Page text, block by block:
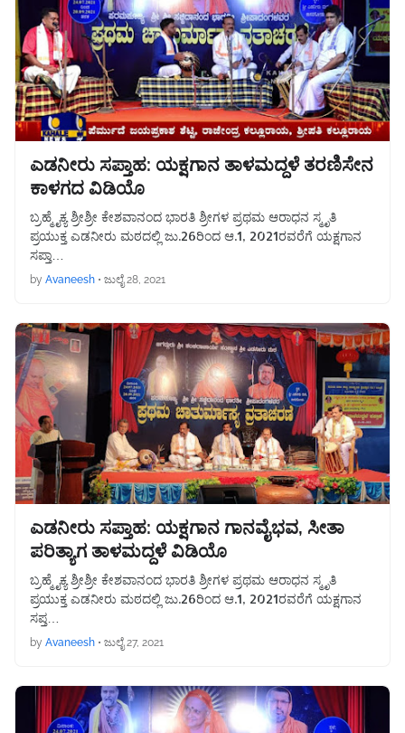
ಎಡನೀರು ಸಪ್ತಾಹ: ಯಕ್ಷಗಾನ ತಾಳಮದ್ದಳೆ ತರಣಿಸೇನ
ಕಾಳಗದ ವಿಡಿಯೊ
ಬ್ರಹ್ಮೈಕ್ಯ ಶ್ರೀಶ್ರೀ ಕೇಶವಾನಂದ ಭಾರತಿ ಶ್ರೀಗಳ ಪ್ರಥಮ ಆರಾಧನ ಸ್ಮೃತಿ
ಪ್ರಯುಕ್ತ ಎಡನೀರು ಮಠದಲ್ಲಿ ಜು.26ರಿಂದ ಆ.1, 2021ರವರೆಗೆ ಯಕ್ಷಗಾನ
ಸಪ್ತಾ…
by Avaneesh • ಜುಲೈ 28, 2021
ಎಡನೀರು ಸಪ್ತಾಹ: ಯಕ್ಷಗಾನ ಗಾನವೈಭವ, ಸೀತಾ
ಪರಿತ್ಯಾಗ ತಾಳಮದ್ದಳೆ ವಿಡಿಯೊ
ಬ್ರಹ್ಮೈಕ್ಯ ಶ್ರೀಶ್ರೀ ಕೇಶವಾನಂದ ಭಾರತಿ ಶ್ರೀಗಳ ಪ್ರಥಮ ಆರಾಧನ ಸ್ಮೃತಿ
ಪ್ರಯುಕ್ತ ಎಡನೀರು ಮಠದಲ್ಲಿ ಜು.26ರಿಂದ ಆ.1, 2021ರವರೆಗೆ ಯಕ್ಷಗಾನ
ಸಪ್ತ…
by Avaneesh • ಜುಲೈ 27, 2021